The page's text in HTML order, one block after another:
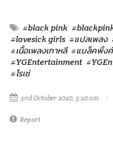
#black pink
#lovesick girls #แปลเพลง
#เนื้อเพลงเกาหลี #แบล็คพิ้งค์
#YGEntertainment
#โรเซ่
2nd October 2020, 5:20 am
Report